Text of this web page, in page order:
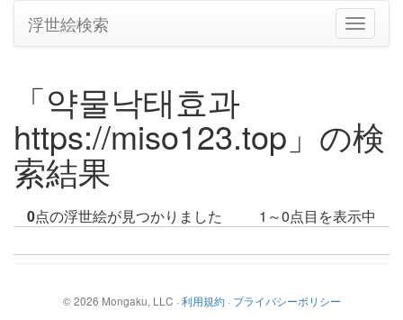
ナ
ビ
ン
の
替
え
浮世絵検索
「약물낙태효과
https://miso123.top」の検
索結果
0点の浮世絵が見つかりました 1～0点目を表示中
©2026 Mongaku, LLC · 利用規約 · プライバシーポリシー